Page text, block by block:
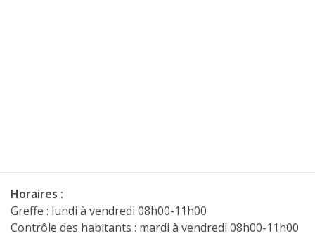
Horaires :
Greffe : lundi à vendredi 08h00-11h00
Contrôle des habitants : mardi à vendredi 08h00-11h00